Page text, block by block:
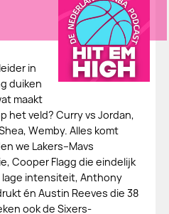
in
duiken
maakt
het veld? Curry vs Jordan,
Wemby. Alles komt
we Lakers–Mavs
Cooper Flagg die eindelijk
lage intensiteit, Anthony
én Austin Reeves die 38
ook de Sixers-